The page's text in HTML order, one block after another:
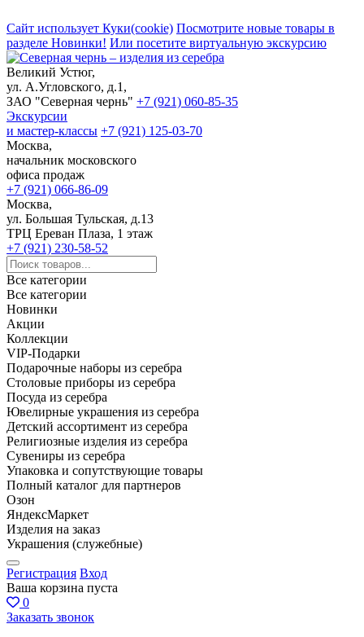
Сайт использует Куки(cookie) Посмотрите новые товары в
разделе Новинки! Или посетите виртуальную экскурсию
Великий Устюг,
ул. А.Угловского, д.1,
ЗАО "Северная чернь" +7 (921) 060-85-35
Экскурсии
и мастер-классы +7 (921) 125-03-70
Москва,
начальник московского
офиса продаж
+7 (921) 066-86-09
Москва,
ул. Большая Тульская, д.13
ТРЦ Ереван Плаза, 1 этаж
+7 (921) 230-58-52
Все категории
Все категории
Новинки
Акции
Коллекции
VIP-Подарки
Подарочные наборы из серебра
Столовые приборы из серебра
Посуда из серебра
Ювелирные украшения из серебра
Детский ассортимент из серебра
Религиозные изделия из серебра
Сувениры из серебра
Упаковка и сопутствующие товары
Полный каталог для партнеров
Озон
ЯндексМаркет
Изделия на заказ
Украшения (служебные)
Регистрация Вход
Ваша корзина пуста
0
Заказать звонок